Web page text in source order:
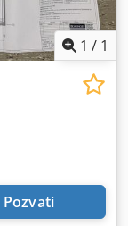
1 / 1
Pozvati